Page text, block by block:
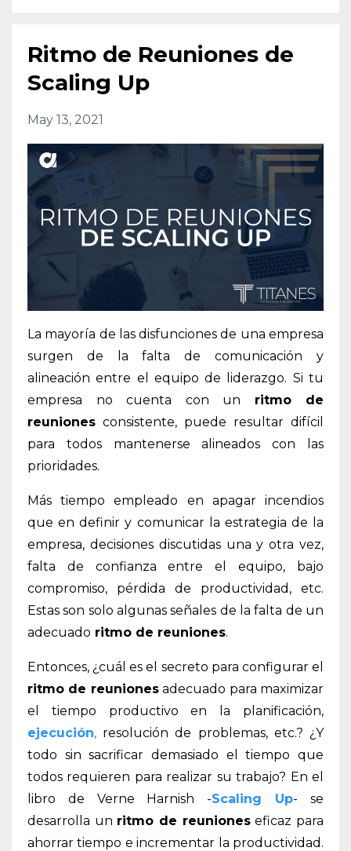
Ritmo de Reuniones de
Scaling Up
May 13, 2021
La mayoría de las disfunciones de una empresa
surgen de la falta de comunicación y
alineación entre el equipo de liderazgo. Si tu
empresa no cuenta con un ritmo de
reuniones consistente, puede resultar difícil
para todos mantenerse alineados con las
prioridades.
Más tiempo empleado en apagar incendios
que en definir y comunicar la estrategia de la
empresa, decisiones discutidas una y otra vez,
falta de confianza entre el equipo, bajo
compromiso, pérdida de productividad, etc.
Estas son solo algunas señales de la falta de un
adecuado ritmo de reuniones.
Entonces, ¿cuál es el secreto para configurar el
ritmo de reunionesadecuado para maximizar
el tiempo productivo en la planificación,
ejecución, resolución de problemas, etc.? ¿Y
todo sin sacrificar demasiado el tiempo que
todos requieren para realizar su trabajo? En el
libro de Verne Harnish -Scaling Up- se
desarrolla un ritmo de reunioneseficaz para
ahorrar tiempo e incrementar la productividad.